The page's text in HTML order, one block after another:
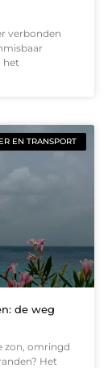
verbonden
het
EN TRANSPORT
de weg
zon, omringd
Het